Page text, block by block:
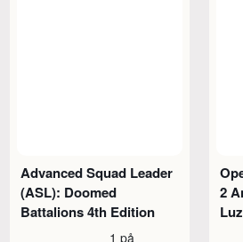
Advanced Squad Leader
(ASL): Doomed
Battalions 4th Edition
1 på
2